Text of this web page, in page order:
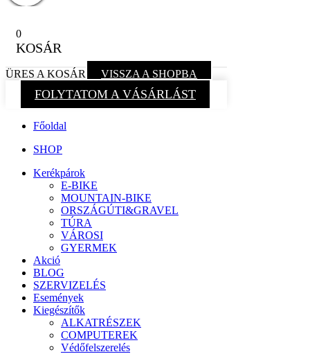
0
KOSÁR
ÜRES A KOSÁR VISSZA A SHOPBA
FOLYTATOM A VÁSÁRLÁST
Főoldal
SHOP
Kerékpárok
E-BIKE
MOUNTAIN-BIKE
ORSZÁGÚTI&GRAVEL
TÚRA
VÁROSI
GYERMEK
Akció
BLOG
SZERVIZELÉS
Események
Kiegészítők
ALKATRÉSZEK
COMPUTEREK
Védőfelszerelés